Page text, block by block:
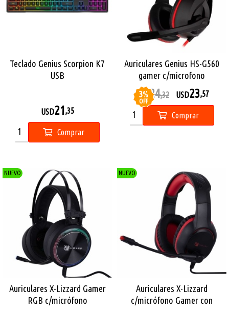
Teclado Genius Scorpion K7
USB
USD21 ,35
Comprar
Auriculares Genius HS-G560
gamer c/microfono
3%
OFF
USD24,32 USD23,57
Comprar
NUEVO
Auriculares X-Lizzard Gamer
RGB c/micrófono
NUEVO
Auriculares X-Lizzard
c/micrófono Gamer con